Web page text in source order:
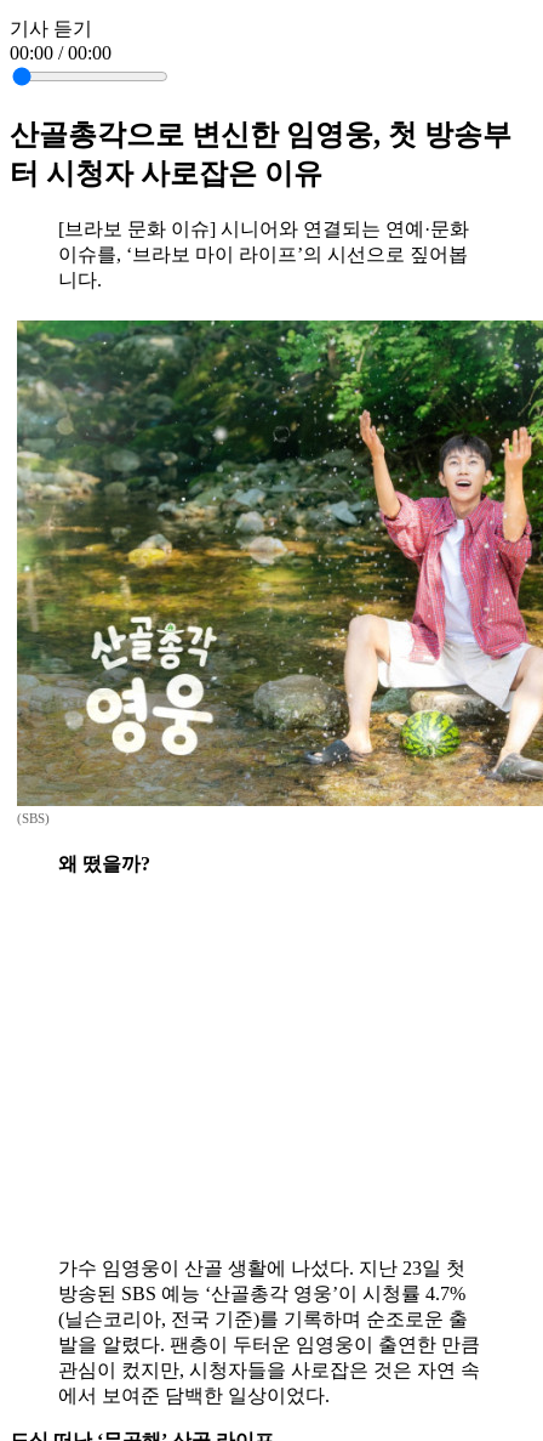
기사 듣기
00:00 / 00:00
산골총각으로 변신한 임영웅, 첫 방송부
터 시청자 사로잡은 이유
[브라보 문화 이슈] 시니어와 연결되는 연예·문화
이슈를, ‘브라보 마이 라이프’의 시선으로 짚어봅
니다.
(SBS)
왜 떴을까?
가수 임영웅이 산골 생활에 나섰다. 지난 23일 첫
방송된 SBS 예능 ‘산골총각 영웅’이 시청률 4.7%
(닐슨코리아, 전국 기준)를 기록하며 순조로운 출
발을 알렸다. 팬층이 두터운 임영웅이 출연한 만큼
관심이 컸지만, 시청자들을 사로잡은 것은 자연 속
에서 보여준 담백한 일상이었다.